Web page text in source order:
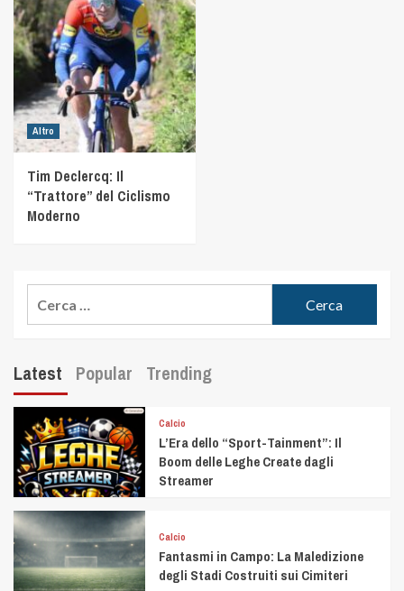
Altro
Tim Declercq: Il
“Trattore” del Ciclismo
Moderno
Latest Popular Trending
Calcio
L’Era dello “Sport-Tainment”: Il
Boom delle Leghe Create dagli
Streamer
Calcio
Fantasmi in Campo: La Maledizione
degli Stadi Costruiti sui Cimiteri